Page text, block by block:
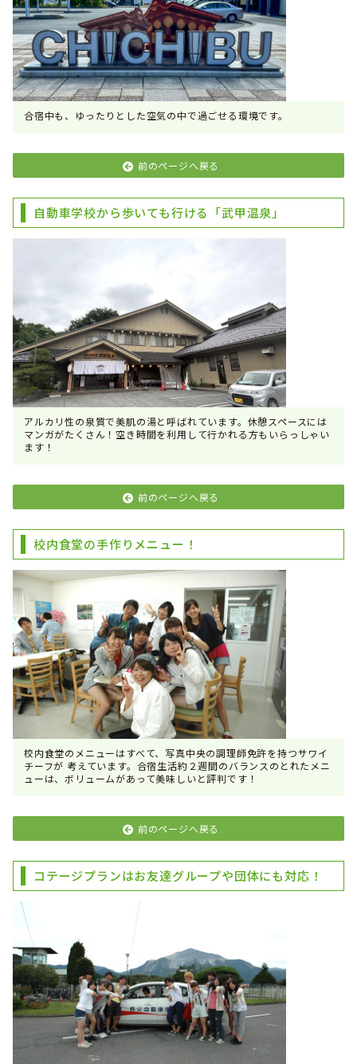
合宿中も、ゆったりとした空気の中で過ごせる環境です。
前のページへ戻る
自動車学校から歩いても行ける「武甲温泉」
アルカリ性の泉質で美肌の湯と呼ばれています。休憩スペースには
マンガがたくさん！空き時間を利用して行かれる方もいらっしゃい
ます！
前のページへ戻る
校内食堂の手作りメニュー！
校内食堂のメニューはすべて、写真中央の調理師免許を持つサワイ
チーフが 考えています。合宿生活約２週間のバランスのとれたメニ
ューは、ボリュームがあって美味しいと評判です！
前のページへ戻る
コテージプランはお友達グループや団体にも対応！